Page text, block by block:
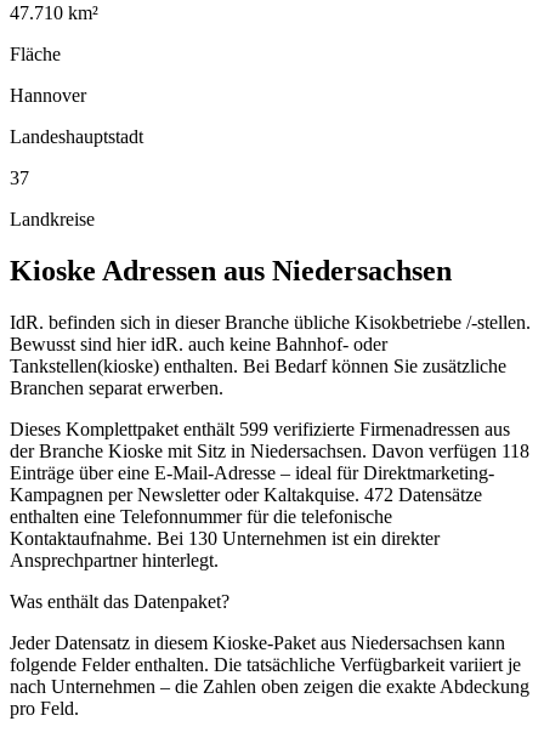
47.710 km²
Fläche
Hannover
Landeshauptstadt
37
Landkreise
Kioske Adressen aus Niedersachsen
IdR. befinden sich in dieser Branche übliche Kisokbetriebe /-stellen.
Bewusst sind hier idR. auch keine Bahnhof- oder
Tankstellen(kioske) enthalten. Bei Bedarf können Sie zusätzliche
Branchen separat erwerben.
Dieses Komplettpaket enthält 599 verifizierte Firmenadressen aus
der Branche Kioske mit Sitz in Niedersachsen. Davon verfügen 118
Einträge über eine E-Mail-Adresse – ideal für Direktmarketing-
Kampagnen per Newsletter oder Kaltakquise. 472 Datensätze
enthalten eine Telefonnummer für die telefonische
Kontaktaufnahme. Bei 130 Unternehmen ist ein direkter
Ansprechpartner hinterlegt.
Was enthält das Datenpaket?
Jeder Datensatz in diesem Kioske-Paket aus Niedersachsen kann
folgende Felder enthalten. Die tatsächliche Verfügbarkeit variiert je
nach Unternehmen – die Zahlen oben zeigen die exakte Abdeckung
pro Feld.